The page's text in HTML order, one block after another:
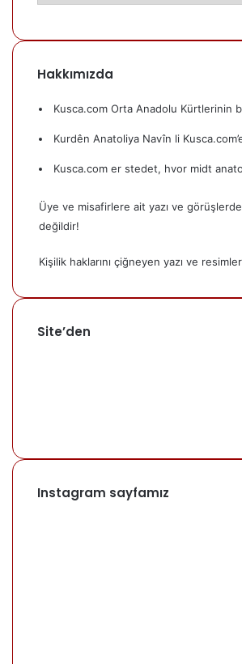
Hakkımızda
Kusca.com Orta Anadolu Kürtlerinin
Kurdên Anatoliya Navîn li
Kusca.com er stedet, hvor midt
Üye ve misafirlere ait yazı ve
değildir!
Kişilik haklarını çiğneyen yazı ve
Site’den
Instagram sayfamız